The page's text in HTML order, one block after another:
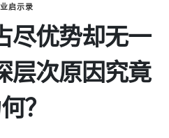
启示录
尽优势却无一
层次原因究竟
？